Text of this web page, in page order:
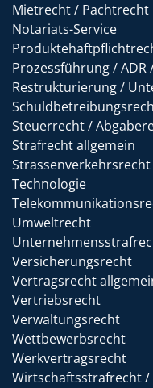
Mietrecht / Pachtrecht
Notariats-Service
Prozessführung /
Restrukturierung /
Steuerrecht /
Strafrecht allgemein
Strassenverkehrsrecht
Technologie
Umweltrecht
Versicherungsrecht
Vertragsrecht
Vertriebsrecht
Verwaltungsrecht
Wettbewerbsrecht
Werkvertragsrecht
Wirtschaftsstrafrecht